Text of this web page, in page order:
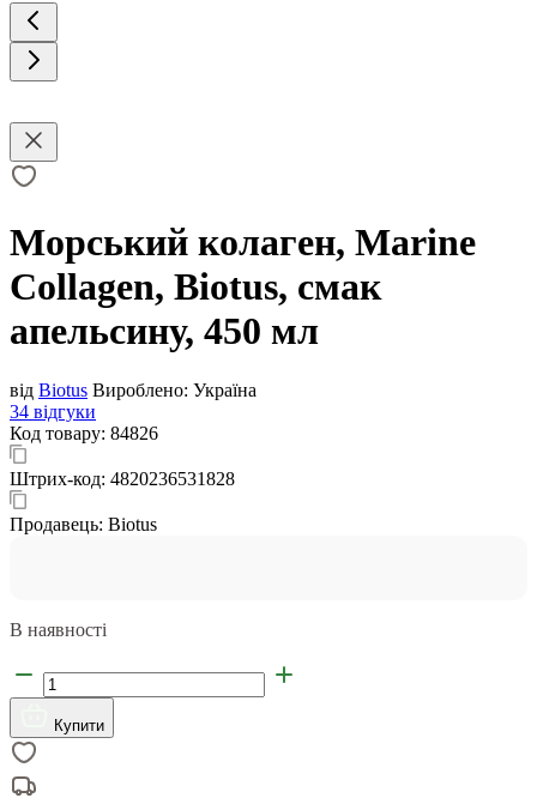
Морський колаген, Marine
Collagen, Biotus, смак
апельсину, 450 мл
від Biotus Вироблено: Україна
34 відгуки
Код товару: 84826
Штрих-код: 4820236531828
Продавець: Biotus
В наявності
Купити